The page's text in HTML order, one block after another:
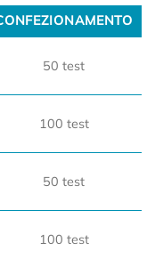
50 test
100 test
50 test
100 test